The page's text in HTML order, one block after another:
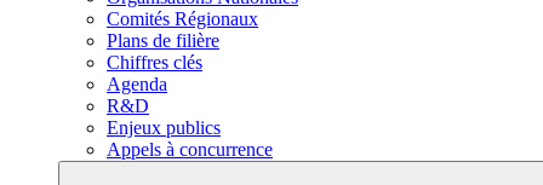
Comités Régionaux
Plans de filière
Chiffres clés
Agenda
R&D
Enjeux publics
Appels à concurrence